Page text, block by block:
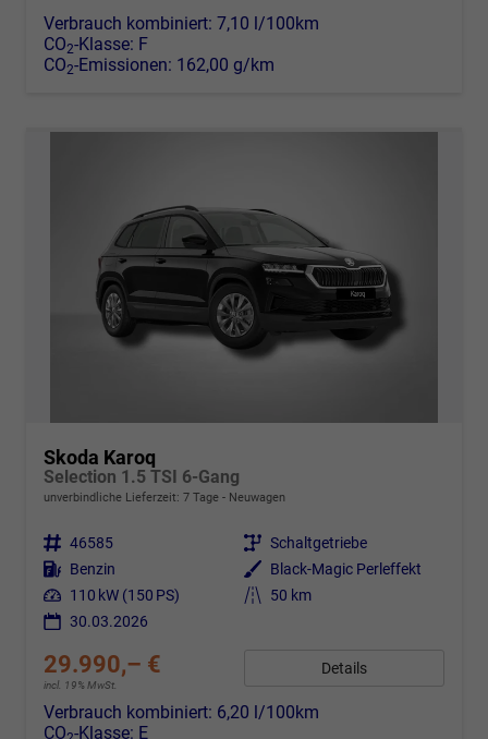
Verbrauch kombiniert: 7,10 l/100km
CO2-Klasse: F
CO2-Emissionen: 162,00 g/km
Skoda Karoq
Selection 1.5 TSI 6-Gang
unverbindliche Lieferzeit: 7 Tage Neuwagen
Fahrzeugnr. 46585 Getriebe Schaltgetriebe
Kraftstoff Benzin Außenfarbe Black-Magic Perleffekt
Leistung 110 kW (150 PS) Kilometerstand
50 km
30.03.2026
29.990,– €
incl. 19% MwSt.
Details
Verbrauch kombiniert: 6,20 l/100km
CO -Klasse: E